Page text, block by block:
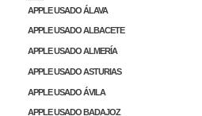
APPLE USADO ÁLAVA
APPLE USADO ALBACETE
APPLE USADO ALMERÍA
APPLE USADO ASTURIAS
APPLE USADO ÁVILA
APPLE USADO BADAJOZ